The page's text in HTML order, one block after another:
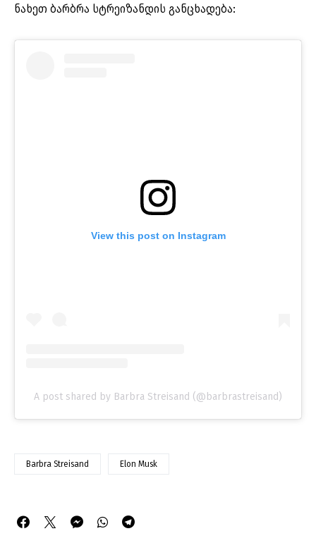
ნახეთ ბარბრა სტრეიზანდის განცხადება:
View this post on Instagram
A post shared by Barbra Streisand (@barbrastreisand)
Barbra Streisand Elon Musk